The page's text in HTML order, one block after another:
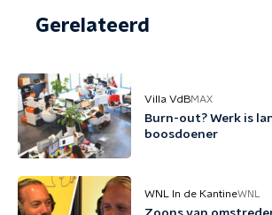
Gerelateerd
Villa VdBMAX
Burn-out? Werk is
boosdoener
WNL In de KantineWNL